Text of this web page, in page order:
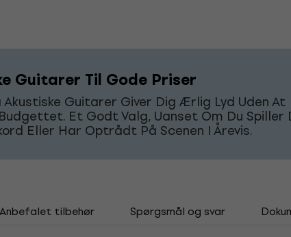
Guitarer Til Gode Priser
Akustiske Guitarer Giver Dig Ærlig Lyd Uden At
Et Godt Valg, Uanset Om Du Spiller
Eller Har Optrådt På Scenen I Årevis.
Anbefalet tilbehør Spørgsmål og svar